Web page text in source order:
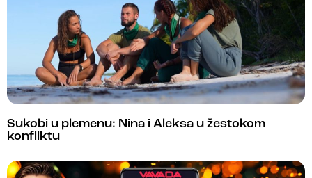
Sukobi u plemenu: Nina i Aleksa u žestokom
konfliktu